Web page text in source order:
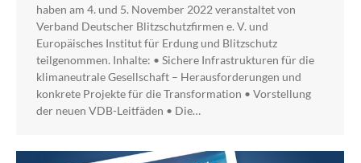
haben am 4. und 5. November 2022 veranstaltet von
Verband Deutscher Blitzschutzfirmen e. V. und
Europäisches Institut für Erdung und Blitzschutz
teilgenommen. Inhalte: • Sichere Infrastrukturen für die
klimaneutrale Gesellschaft – Herausforderungen und
konkrete Projekte für die Transformation • Vorstellung
der neuen VDB-Leitfäden • Die…